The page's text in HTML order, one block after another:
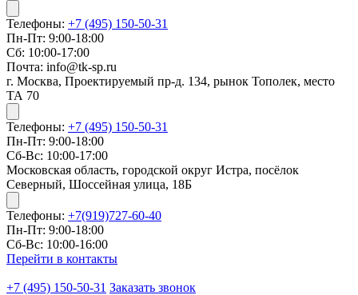
Телефоны: +7 (495) 150-50-31
Пн-Пт: 9:00-18:00
Сб: 10:00-17:00
Почта: info@tk-sp.ru
г. Москва, Проектируемый пр-д. 134, рынок Тополек, место
ТА 70
Телефоны: +7 (495) 150-50-31
Пн-Пт: 9:00-18:00
Сб-Вс: 10:00-17:00
Московская область, городской округ Истра, посёлок
Северный, Шоссейная улица, 18Б
Телефоны: +7(919)727-60-40
Пн-Пт: 9:00-18:00
Сб-Вс: 10:00-16:00
Перейти в контакты
+7 (495) 150-50-31 Заказать звонок